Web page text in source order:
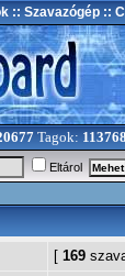
:: Szavazógép ::
Tagok: 113768
Eltárol
[ 169